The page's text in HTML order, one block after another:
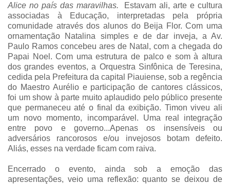
Alice no país das maravilhas. Estavam ali, arte e cultura
associadas à Educação, interpretadas pela própria
comunidade através dos alunos do Beija Flor. Com uma
ornamentação Natalina simples e de dar inveja, a Av.
Paulo Ramos concebeu ares de Natal, com a chegada do
Papai Noel. Com uma estrutura de palco e som à altura
dos grandes eventos, a Orquestra Sinfônica de Teresina,
cedida pela Prefeitura da capital Piauiense, sob a regência
do Maestro Aurélio e participação de cantores clássicos,
foi um show à parte muito aplaudido pelo público presente
que permaneceu até o final da exibição. Timon viveu ali
um novo momento, incomparável. Uma real integração
entre povo e governo...Apenas os insensíveis ou
adversários rancorosos e/ou invejosos botam defeito.
Aliás, esses na verdade ficam com raiva.
Encerrado o evento, ainda sob a emoção das
apresentações, veio uma reflexão: quanto se deixou de